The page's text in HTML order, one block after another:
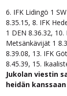
6. IFK Lidingö 1
8.35.15, 8. IFK
1 DEN 8.36.32, 10.
Metsänkävijät 1
8.39.08, 13. IFK
8.45.39, 15.
Jukolan viestin
heidän